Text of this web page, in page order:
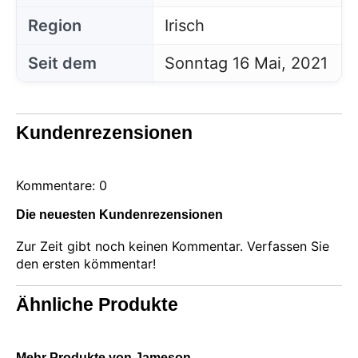
Region
Irisch
Seit dem
Sonntag 16 Mai, 2021
Kundenrezensionen
Kommentare: 0
Die neuesten Kundenrezensionen
Zur Zeit gibt noch keinen Kommentar. Verfassen Sie
den ersten kömmentar!
Ähnliche Produkte
Diese Website verwendet Cookies
lesen, speichern und schreiben können. Die von